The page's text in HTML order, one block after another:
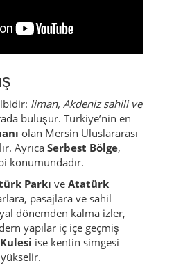
liman, Akdeniz sahili ve
buluşur. Türkiye’nin en
olan Mersin Uluslararası
Ayrıca Serbest Bölge,
konumundadır.
Parkı ve Atatürk
pasajlara ve sahil
dönemden kalma izler,
yapılar iç içe geçmiş
ise kentin simgesi